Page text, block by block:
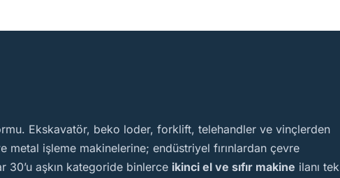
Ekskavatör, beko loder, forklift, telehandler ve vinçlerden
metal işleme makinelerine; endüstriyel fırınlardan çevre
aşkın kategoride binlerce ikinci el ve sıfır makine ilanı tek